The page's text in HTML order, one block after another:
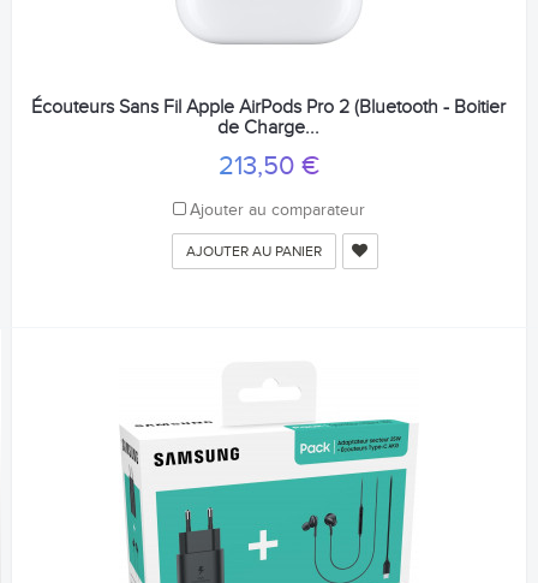
Écouteurs Sans Fil Apple AirPods Pro 2 (Bluetooth - Boitier
de Charge...
213,50 €
Ajouter au comparateur
AJOUTER AU PANIER